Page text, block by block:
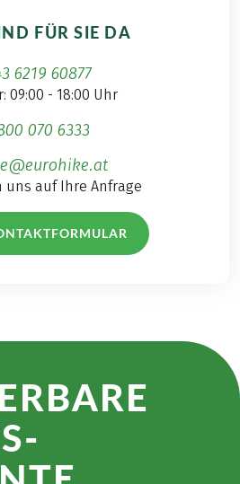
FÜR SIE DA
6219 60877
09:00 - 18:00 Uhr
070 6333
uns auf Ihre Anfrage